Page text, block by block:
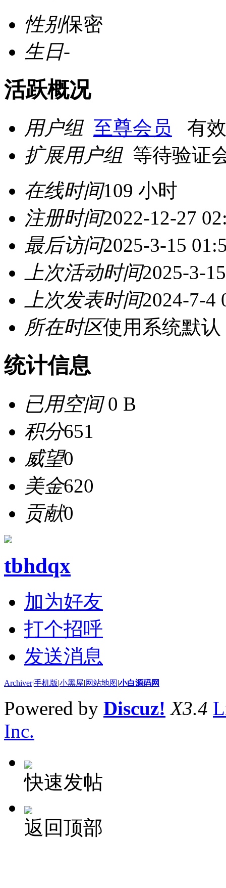
性别保密
生日-
活跃概况
用户组 至尊会员
有
扩展用户组 等待验证
在线时间109 小时
注册时间2022-12-27
最后访问2025-3-15
上次活动时间2025-3-
上次发表时间2024-7-4
所在时区使用系统默认
统计信息
已用空间0 B
积分651
威望0
美金620
贡献0
tbhdqx
加为好友
打个招呼
发送消息
Archiver|手机版|小黑屋|网站地图|小白源码网
Powered by Discuz! X3.4
Inc.
快速发帖
返回顶部